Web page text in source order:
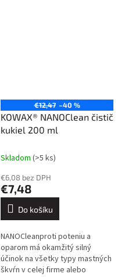
€12,47 –40 %
KOWAX® NANOClean čistič
kukiel 200 ml
Skladom (>5 ks)
€6,08 bez DPH
€7,48
Do košíku
NANOCleanproti poteniu a
oparom má okamžitý silný
účinok na všetky typy mastných
škvŕn v celej firme alebo